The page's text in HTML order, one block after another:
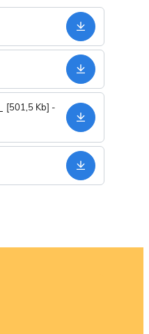
Downloaden
Downloaden
501,5 Kb
Downloaden
Downloaden